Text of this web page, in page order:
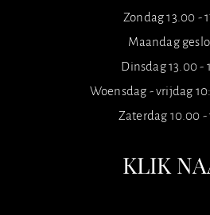
Zondag 13.00 -
Maandag
Dinsdag 13.00 -
Woensdag - vrijdag
Zaterdag 10.00 -
KLIK